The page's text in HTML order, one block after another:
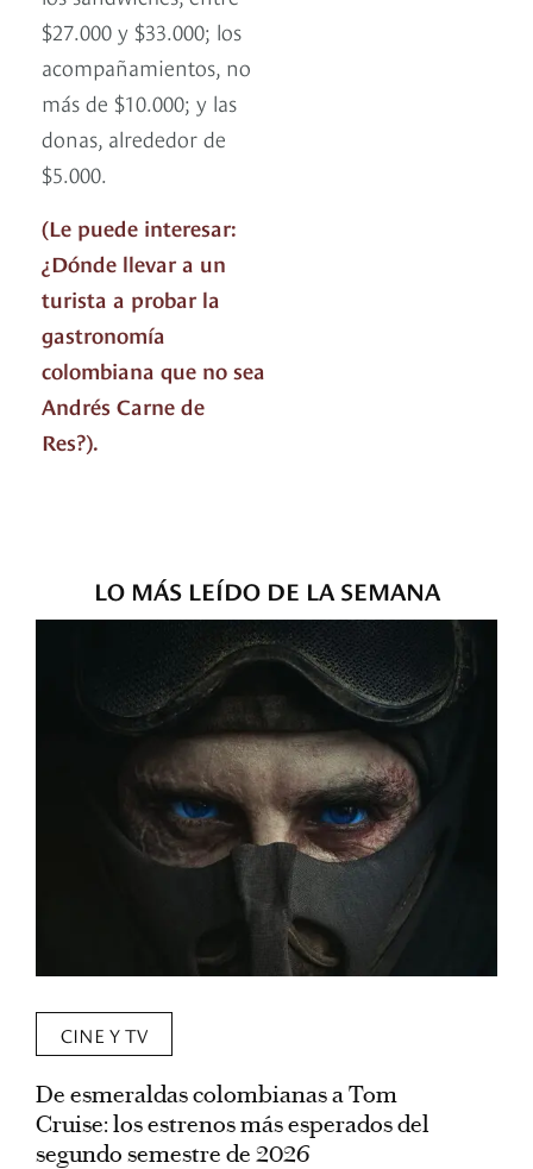
$27.000 y $33.000; los
acompañamientos, no
más de $10.000; y las
donas, alrededor de
$5.000.
(Le puede interesar:
¿Dónde llevar a un
turista a probar la
gastronomía
colombiana que no sea
Andrés Carne de
Res?).
LO MÁS LEÍDO DE LA SEMANA
CINE Y TV
De esmeraldas colombianas a Tom
Cruise: los estrenos más esperados del
segundo semestre de 2026